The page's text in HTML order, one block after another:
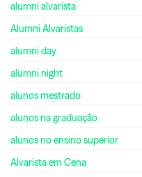
alumni alvarista
Alumni Alvaristas
alumni day
alumni night
alunos mestrado
alunos na graduação
alunos no ensino superior
Alvarista em Cena